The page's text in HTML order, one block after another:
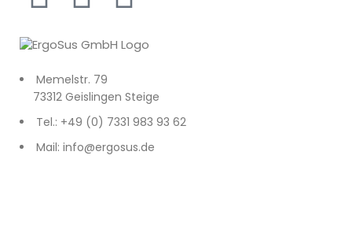
Memelstr. 79
73312 Geislingen Steige
Tel.: +49 (0) 7331 983 93 62
Mail: info@ergosus.de